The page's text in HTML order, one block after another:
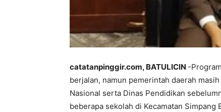
catatanpinggir.com, BATULICIN -
berjalan, namun pemerintah daerah
Nasional serta Dinas Pendidikan
beberapa sekolah di Kecamatan